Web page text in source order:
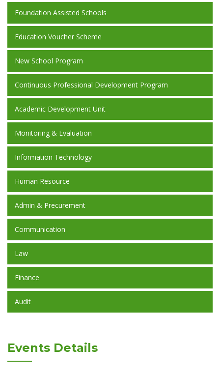
Foundation Assisted Schools
Education Voucher Scheme
New School Program
Continuous Professional Development Program
Academic Development Unit
Monitoring & Evaluation
Information Technology
Human Resource
Admin & Precurement
Communication
Law
Finance
Audit
Events Details